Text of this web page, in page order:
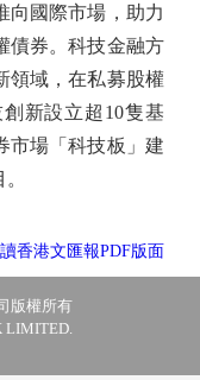
向國際市場，助力
債券。科技金融方
領域，在私募股權
新設立超10隻基
市場「科技板」建
讀香港文匯報PDF版面
版權所有
LIMITED.